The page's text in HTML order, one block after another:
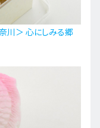
し
の湯クラブ
奈川＞ 心にしみる郷